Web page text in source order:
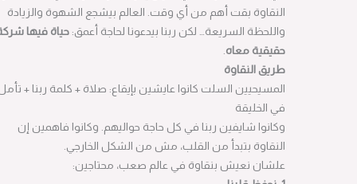
النقاوة بقت أهم من أي وقت. العالم بيشجع الشهوة والزيادة
واللحظة السريعة… لكن ربنا بيدعونا لحاجة أعمق:حياة فيها شركة
حقيقية معاه.
طريق النقاوة
المسيحيين السلت كانوا عايشين بإيقاع: صلاة + كلمة ربنا + تأمل
في الخليقة
وكانوا شايفين ربنا في كل حاجة حواليهم. وكانوا فاهمين إن
النقاوة بتبدأ من القلب، مش من الشكل الخارجي.
علشان نعيش بنقاوة في عالم صعب، محتاجين: